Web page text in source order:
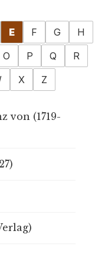
E F G
H
O P Q
R
X Z
von (1719-